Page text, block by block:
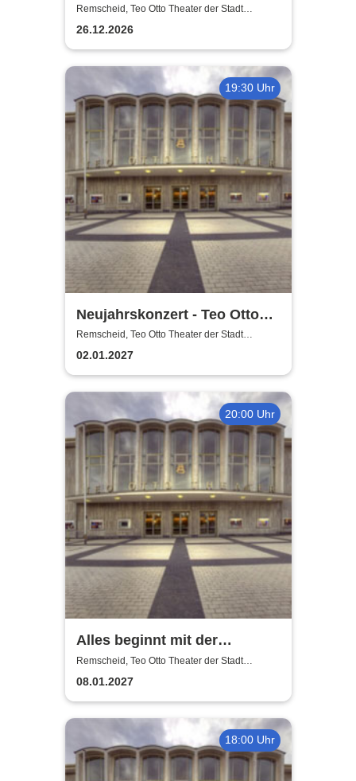
Theater der Stadt Remscheid
Remscheid, Teo Otto Theater der Stadt
Remscheid
26.12.2026
19:30 Uhr
Neujahrskonzert - Teo Otto
Theater der Stadt Remscheid
Remscheid, Teo Otto Theater der Stadt
Remscheid
02.01.2027
20:00 Uhr
Alles beginnt mit der
Sehnsucht - Teo Otto Theater
Remscheid, Teo Otto Theater der Stadt
Remscheid
08.01.2027
18:00 Uhr